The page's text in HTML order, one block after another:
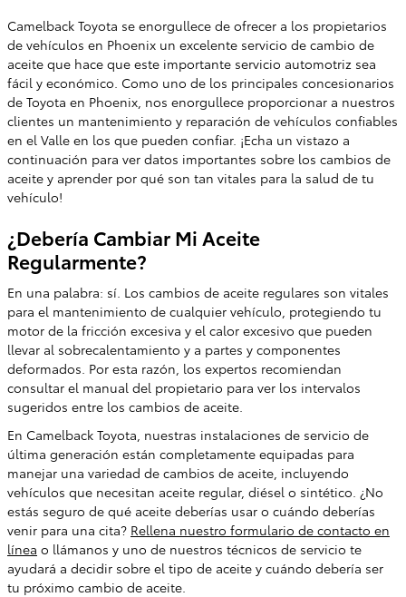
Camelback Toyota se enorgullece de ofrecer a los propietarios
de vehículos en Phoenix un excelente servicio de cambio de
aceite que hace que este importante servicio automotriz sea
fácil y económico. Como uno de los principales concesionarios
de Toyota en Phoenix, nos enorgullece proporcionar a nuestros
clientes un mantenimiento y reparación de vehículos confiables
en el Valle en los que pueden confiar. ¡Echa un vistazo a
continuación para ver datos importantes sobre los cambios de
aceite y aprender por qué son tan vitales para la salud de tu
vehículo!
¿Debería Cambiar Mi Aceite
Regularmente?
En una palabra: sí. Los cambios de aceite regulares son vitales
para el mantenimiento de cualquier vehículo, protegiendo tu
motor de la fricción excesiva y el calor excesivo que pueden
llevar al sobrecalentamiento y a partes y componentes
deformados. Por esta razón, los expertos recomiendan
consultar el manual del propietario para ver los intervalos
sugeridos entre los cambios de aceite.
En Camelback Toyota, nuestras instalaciones de servicio de
última generación están completamente equipadas para
manejar una variedad de cambios de aceite, incluyendo
vehículos que necesitan aceite regular, diésel o sintético. ¿No
estás seguro de qué aceite deberías usar o cuándo deberías
venir para una cita? Rellena nuestro formulario de contacto en
línea o llámanos y uno de nuestros técnicos de servicio te
ayudará a decidir sobre el tipo de aceite y cuándo debería ser
tu próximo cambio de aceite.